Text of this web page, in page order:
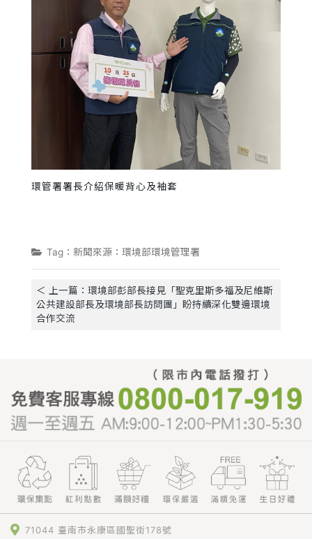
環管署署長介紹保暖背心及袖套
Tag：新聞來源：環境部環境管理署
＜ 上一篇：環境部彭部長接見「聖克里斯多福及尼維斯
公共建設部長及環境部長訪問團」盼持續深化雙邊環境
合作交流
71044 臺南市永康區國聖街178號